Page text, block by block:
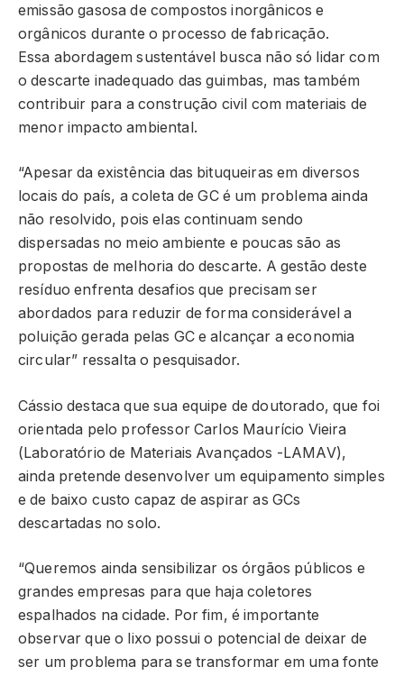
emissão gasosa de compostos inorgânicos e
orgânicos durante o processo de fabricação.
Essa abordagem sustentável busca não só lidar com
o descarte inadequado das guimbas, mas também
contribuir para a construção civil com materiais de
menor impacto ambiental.
“Apesar da existência das bituqueiras em diversos
locais do país, a coleta de GC é um problema ainda
não resolvido, pois elas continuam sendo
dispersadas no meio ambiente e poucas são as
propostas de melhoria do descarte. A gestão deste
resíduo enfrenta desafios que precisam ser
abordados para reduzir de forma considerável a
poluição gerada pelas GC e alcançar a economia
circular” ressalta o pesquisador.
Cássio destaca que sua equipe de doutorado, que foi
orientada pelo professor Carlos Maurício Vieira
(Laboratório de Materiais Avançados -LAMAV),
ainda pretende desenvolver um equipamento simples
e de baixo custo capaz de aspirar as GCs
descartadas no solo.
“Queremos ainda sensibilizar os órgãos públicos e
grandes empresas para que haja coletores
espalhados na cidade. Por fim, é importante
observar que o lixo possui o potencial de deixar de
ser um problema para se transformar em uma fonte